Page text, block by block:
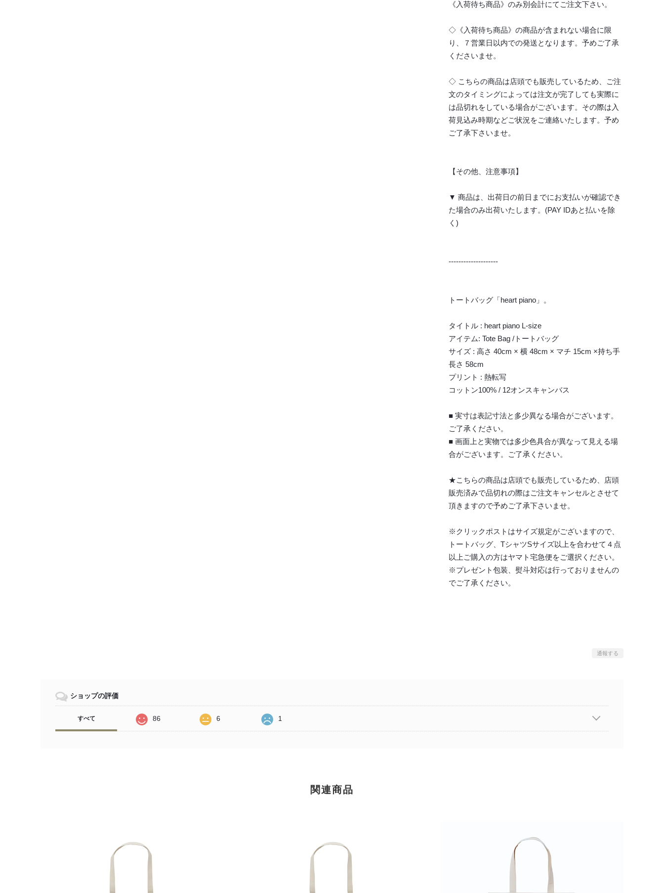
《入荷待ち商品》のみ別会計にてご注文下さい。
◇《入荷待ち商品》の商品が含まれない場合に限
り、７営業日以内での発送となります。予めご了承
くださいませ。
◇ こちらの商品は店頭でも販売しているため、ご注
文のタイミングによっては注文が完了しても実際に
は品切れをしている場合がございます。その際は入
荷見込み時期などご状況をご連絡いたします。予め
ご了承下さいませ。
【その他、注意事項】
▼ 商品は、出荷日の前日までにお支払いが確認でき
た場合のみ出荷いたします。(PAY IDあと払いを除
く)
--------------------
トートバッグ「heart piano」。
タイトル : heart piano L-size
アイテム: Tote Bag /トートバッグ
サイズ : 高さ 40cm × 横 48cm × マチ 15cm ×持ち手
長さ 58cm
プリント : 熱転写
コットン100% / 12オンスキャンバス
■ 実寸は表記寸法と多少異なる場合がございます。
ご了承ください。
■ 画面上と実物では多少色具合が異なって見える場
合がございます。ご了承ください。
★こちらの商品は店頭でも販売しているため、店頭
販売済みで品切れの際はご注文キャンセルとさせて
頂きますので予めご了承下さいませ。
※クリックポストはサイズ規定がございますので、
トートバッグ、TシャツSサイズ以上を合わせて４点
以上ご購入の方はヤマト宅急便をご選択ください。
※プレゼント包装、熨斗対応は行っておりませんの
でご了承ください。
通報する
ショップの評価
すべて 86 6 1
関連商品